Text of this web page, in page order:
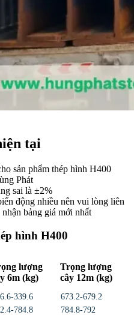
tại
sản phẩm thép hình H400
Phát
sai là ±2%
động nhiều nên vui lòng liên
nhận bảng giá mới nhất
hình H400
lượng
6m (kg)
Trọng lượng
cây 12m (kg)
339.6
673.2-679.2
784.8 784.8-792